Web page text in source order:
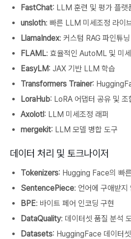
FastChat: LLM 훈련 및 평가 플랫
unsloth: 빠른 LLM 미세조정 라이
LlamaIndex: 커스텀 RAG 파인튜닝
FLAML: 효율적인 AutoML 및 미
EasyLM: JAX 기반 LLM 학습
Transformers Trainer:
LoraHub: LoRA 어댑터 공유 및 조
Axolotl: LLM 미세조정 래퍼
mergekit: LLM 모델 병합 도구
데이터 처리 및 토크나이저
Tokenizers: Hugging Face의 빠
SentencePiece: 언어에 구애받지
BPE: 바이트 페어 인코딩 구현
DataQuality: 데이터셋 품질 분석
Datasets: HuggingFace 데이터셋